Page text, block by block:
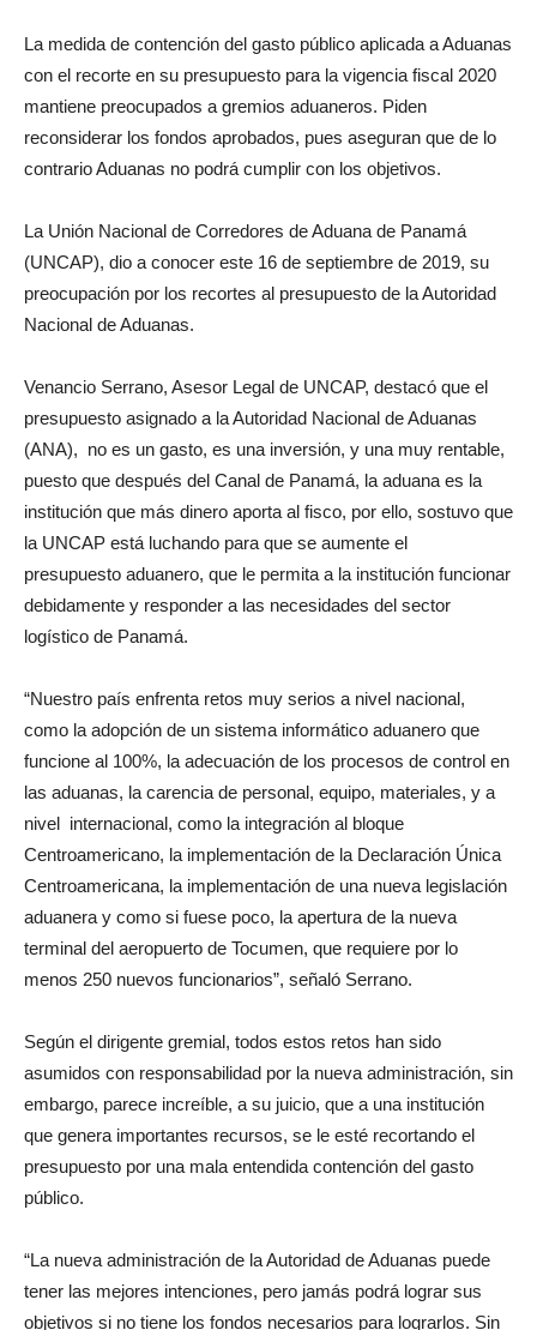
La medida de contención del gasto público aplicada a Aduanas
con el recorte en su presupuesto para la vigencia fiscal 2020
mantiene preocupados a gremios aduaneros. Piden
reconsiderar los fondos aprobados, pues aseguran que de lo
contrario Aduanas no podrá cumplir con los objetivos.
La Unión Nacional de Corredores de Aduana de Panamá
(UNCAP), dio a conocer este 16 de septiembre de 2019, su
preocupación por los recortes al presupuesto de la Autoridad
Nacional de Aduanas.
Venancio Serrano, Asesor Legal de UNCAP, destacó que el
presupuesto asignado a la Autoridad Nacional de Aduanas
(ANA), no es un gasto, es una inversión, y una muy rentable,
puesto que después del Canal de Panamá, la aduana es la
institución que más dinero aporta al fisco, por ello, sostuvo que
la UNCAP está luchando para que se aumente el
presupuesto aduanero, que le permita a la institución funcionar
debidamente y responder a las necesidades del sector
logístico de Panamá.
“Nuestro país enfrenta retos muy serios a nivel nacional,
como la adopción de un sistema informático aduanero que
funcione al 100%, la adecuación de los procesos de control en
las aduanas, la carencia de personal, equipo, materiales, y a
nivel internacional, como la integración al bloque
Centroamericano, la implementación de la Declaración Única
Centroamericana, la implementación de una nueva legislación
aduanera y como si fuese poco, la apertura de la nueva
terminal del aeropuerto de Tocumen, que requiere por lo
menos 250 nuevos funcionarios”, señaló Serrano.
Según el dirigente gremial, todos estos retos han sido
asumidos con responsabilidad por la nueva administración, sin
embargo, parece increíble, a su juicio, que a una institución
que genera importantes recursos, se le esté recortando el
presupuesto por una mala entendida contención del gasto
público.
“La nueva administración de la Autoridad de Aduanas puede
tener las mejores intenciones, pero jamás podrá lograr sus
objetivos si no tiene los fondos necesarios para lograrlos. Sin